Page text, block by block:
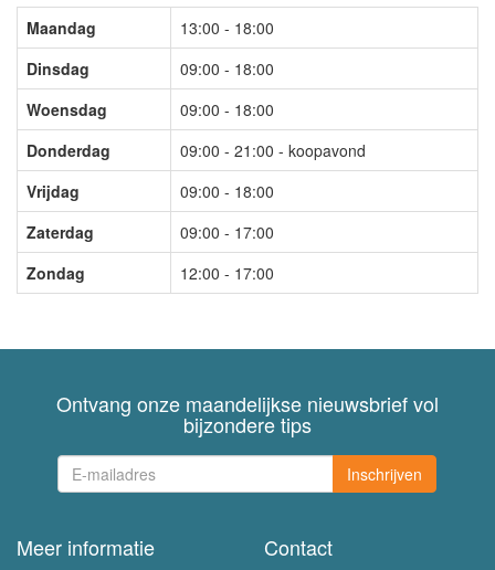
Maandag
13:00 - 18:00
Dinsdag
09:00 - 18:00
Woensdag
09:00 - 18:00
Donderdag
09:00 - 21:00 - koopavond
Vrijdag
09:00 - 18:00
Zaterdag
09:00 - 17:00
Zondag
12:00 - 17:00
Ontvang onze maandelijkse nieuwsbrief vol
bijzondere tips
Inschrijven
Meer informatie Contact